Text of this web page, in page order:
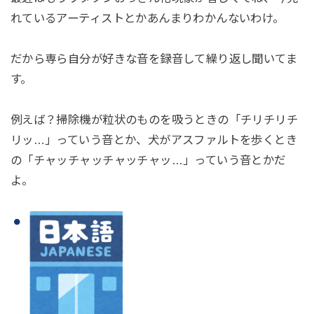
れているアーティストとかあんまりわかんないわけ。
だから専ら自分が好きな音を録音して繰り返し聞いてま
す。
例えば？掃除機が粒状のものを吸うときの「チリチリチ
リッ…」っていう音とか、犬がアスファルトを歩くとき
の「チャッチャッチャッチャッ…」っていう音とかだ
よ。